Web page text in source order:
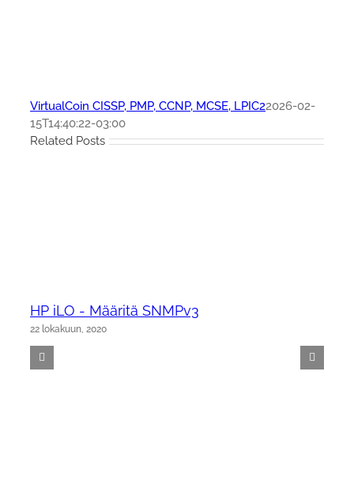
VirtualCoin CISSP, PMP, CCNP, MCSE, LPIC22026-02-
15T14:40:22-03:00
Related Posts
HP iLO - Määritä SNMPv3
22 lokakuun, 2020